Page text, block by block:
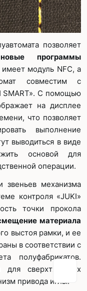
имитации
стежка
позволяет
программы
модуль NFC, а
совместим с
SMART». С помощью
на дисплее
что позволяет
выполнение
выводиться в виде
основой для
операции.
звеньев механизма
контроля «JUKI»
точки прокола
материала
выстоя рамки, и ее
в соответствии с
полуфабрикатов.
для сверхтяжелых
привода иглы.